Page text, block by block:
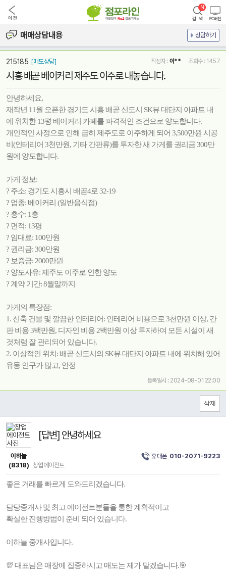
매매상담내용 상담하기
215185 [매도상담] 작성자 : 이** 조회수 : 1457
시흥 배곧 베이커리 제주도 이주로 내놓습니다.
안녕하세요,
재작년 11월 오픈한 경기도 시흥 배곧 신도시 SK뷰 대단지 아파트 내
에 위치한 13평 베이커리 카페를 파격적인 조건으로 양도합니다.
개인적인 사정으로 인해 급히 제주도로 이주하게 되어 3,500만원 시공
비(인테리어 3천만원, 기타 간판류)를 투자한 새 가게를 권리금 300만
원에 양도합니다.
가게 정보:
? 주소: 경기도 시흥시 배곧4로 32-19
? 업종: 베이커리 (일반음식점)
? 층수: 1층
? 면적: 13평
? 임대료: 100만원
? 권리금: 300만원
? 보증금: 2000만원
? 양도사유: 제주도 이주로 인한 양도
? 계약 기간: 8월말까지
가게의 특장점:
1. 신축 건물 및 깔끔한 인테리어: 인테리어 비용으로 3천만원 이상, 간
판 비용 3백만원, 디자인 비용 2백만원 이상 투자하여 모든 시설이 새
것처럼 잘 관리되어 있습니다.
2. 이상적인 위치: 배곧 신도시의 SK뷰 대단지 아파트 내에 위치해 있어
유동 인구가 많고, 안정
등록일시 : 2024-08-01 22:00
[답변] 안녕하세요
이하늘
(8318) 창업에이전트
휴대폰 010-2071-9223
좋은 거래를 빠르게 도와드리겠습니다.
담당중개사 및 최고 에이전트분들을 통한 계획적이고
확실한 진행방법이 준비 되어 있습니다.
이하늘 중개사입니다.
💯 대표님은 매장에 집중하시고 매도는 제가 맡겠습니다.🎯